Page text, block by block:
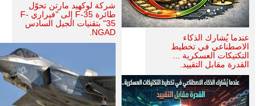
عندما يُشارك الذكاء
الاصطناعي في تخطيط
التكتيكات العسكرية ...
القدرة مقابل التقييد.
شركة لوكهيد مارتن تحوّل
طائرة F-35 إلى "فيراري F-
35" بتقنيات الجيل السادس
NGAD.